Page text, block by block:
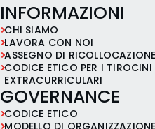
INFORMAZIONI
CHI SIAMO
LAVORA CON NOI
ASSEGNO DI RICOLLOCAZIONE
CODICE ETICO PER I TIROCINI
EXTRACURRICULARI
GOVERNANCE
CODICE ETICO
MODELLO DI